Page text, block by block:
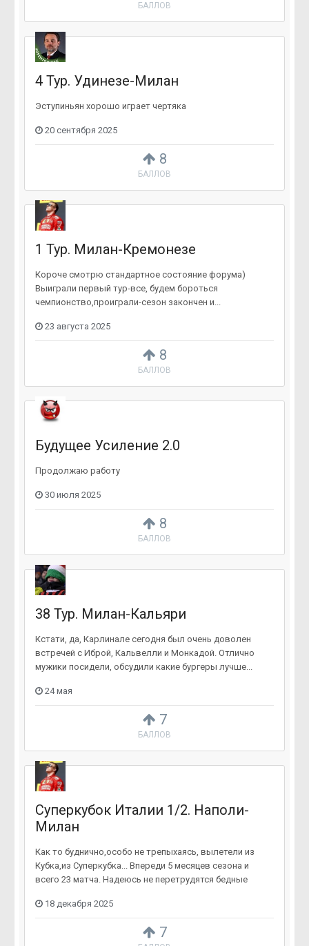
БАЛЛОВ
8
БАЛЛОВ
4 Тур. Удинезе-Милан
Эступиньян хорошо играет чертяка
20 сентября 2025
8
БАЛЛОВ
1 Тур. Милан-Кремонезе
Короче смотрю стандартное состояние форума)
Выиграли первый тур-все, будем бороться
чемпионство,проиграли-сезон закончен и...
23 августа 2025
8
БАЛЛОВ
Будущее Усиление 2.0
Продолжаю работу
30 июля 2025
7
БАЛЛОВ
38 Тур. Милан-Кальяри
Кстати, да, Карлинале сегодня был очень доволен
встречей с Иброй, Кальвелли и Монкадой. Отлично
мужики посидели, обсудили какие бургеры лучше...
24 мая
7
Суперкубок Италии 1/2. Наполи-
Милан
Как то буднично,особо не трепыхаясь, вылетели из
Кубка,из Суперкубка... Впереди 5 месяцев сезона и
всего 23 матча. Надеюсь не перетрудятся бедные
18 декабря 2025